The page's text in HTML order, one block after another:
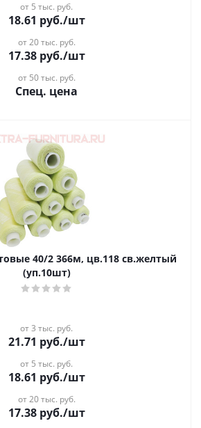
от 5 тыс. руб.
18.61 руб./шт
от 20 тыс. руб.
17.38руб./шт
от 50 тыс. руб.
Спец. цена
40/2 366м, цв.118 св.желтый
(уп.10шт)
от 3 тыс. руб.
21.71 руб./шт
от 5 тыс. руб.
18.61 руб./шт
от 20 тыс. руб.
17.38руб./шт